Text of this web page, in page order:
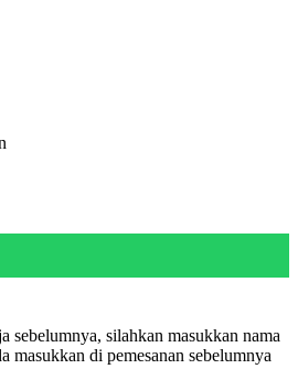
sebelumnya, silahkan masukkan nama
masukkan di pemesanan sebelumnya